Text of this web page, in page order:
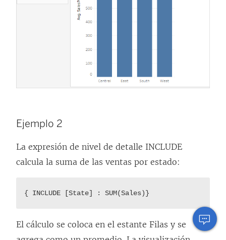
Ejemplo 2
La expresión de nivel de detalle INCLUDE
calcula la suma de las ventas por estado:
{ INCLUDE [State] : SUM(Sales)}
El cálculo se coloca en el estante Filas y se